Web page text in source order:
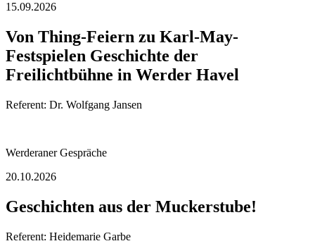
15.09.2026
Von Thing-Feiern zu Karl-May-
Festspielen Geschichte der
Freilichtbühne in Werder Havel
Referent: Dr. Wolfgang Jansen
Werderaner Gespräche
20.10.2026
Geschichten aus der Muckerstube!
Referent: Heidemarie Garbe